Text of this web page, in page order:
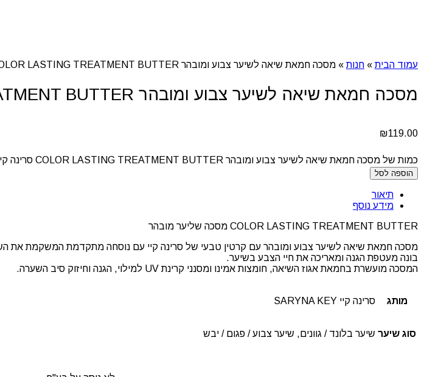
עמוד הבית » חנות » מסכה חמאת שיאה לשיער צבוע ומובהר COLOR LASTING TREATMENT BUTTER סרינה קיי
מסכה חמאת שיאה לשיער צבוע ומובהר COLOR LASTING TREATMENT BUTTER סרינה קיי
₪119.00
כמות של מסכה חמאת שיאה לשיער צבוע ומובהר COLOR LASTING TREATMENT BUTTER סרינה קיי
הוספה לסל
תיאור
מידע נוסף
COLOR LASTING TREATMENT BUTTER מסכה שליער מובהר
מסכה חמאת שיאה לשיער צבוע ומובהר עם קרטין טבעי של סרינה קיי עם נוסחה מתקדמת המשקמת את
בונה מעטפת הגנה ומאריכה את חיי הצבע בשיער.
המסכה מועשרת בחמאת אגוז השיאה, חומצות אמינו ומסנני קרינת UV למילוי, הגנה וחיזוק סיב השערה.
מותג סרינה קיי SARYNA KEY
סוג שיער שיער בלונד / גוונים, שיער צבוע / פגום / יבש